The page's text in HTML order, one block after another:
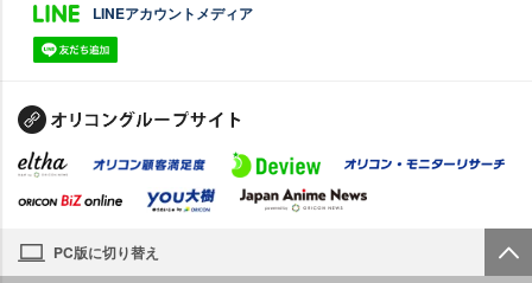
LINEアカウントメディア
PC版に切り替え